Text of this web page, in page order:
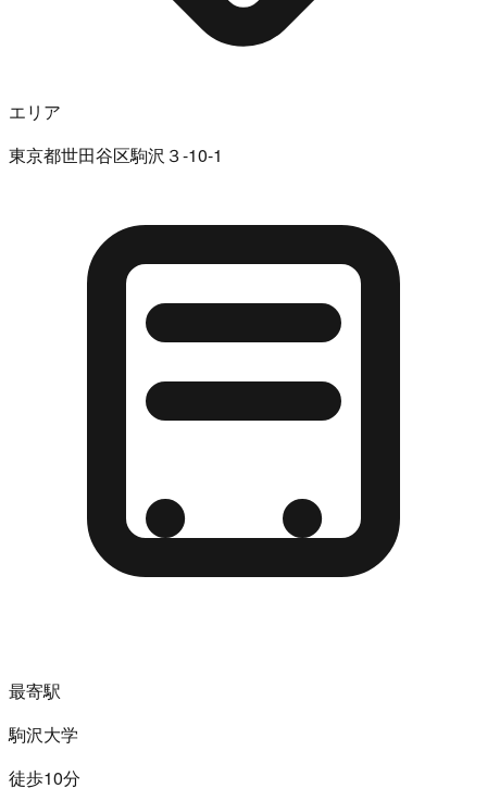
エリア
東京都世田谷区駒沢３-10-1
最寄駅
駒沢大学
徒歩10分